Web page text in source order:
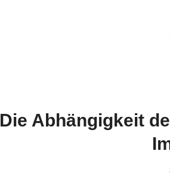
Die Abhängigkeit